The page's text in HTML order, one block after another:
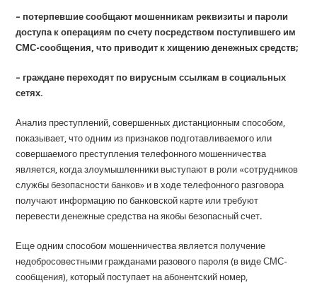
– потерпевшие сообщают мошенникам реквизиты и пароли
доступа к операциям по счету посредством поступившего им
СМС-сообщения, что приводит к хищению денежных средств;
– граждане переходят по вирусным ссылкам в социальных
сетях.
Анализ преступлений, совершенных дистанционным способом,
показывает, что одним из признаков подготавливаемого или
совершаемого преступления телефонного мошенничества
является, когда злоумышленники выступают в роли «сотрудников
службы безопасности банков» и в ходе телефонного разговора
получают информацию по банковской карте или требуют
перевести денежные средства на якобы безопасный счет.
Еще одним способом мошенничества является получение
недобросовестными гражданами разового пароля (в виде СМС-
сообщения), который поступает на абонентский номер,